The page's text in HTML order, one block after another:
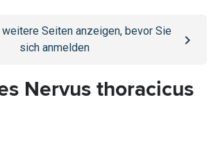
page
weitere Seiten anzeigen, bevor Sie
sich anmelden
Nervus thoracicus